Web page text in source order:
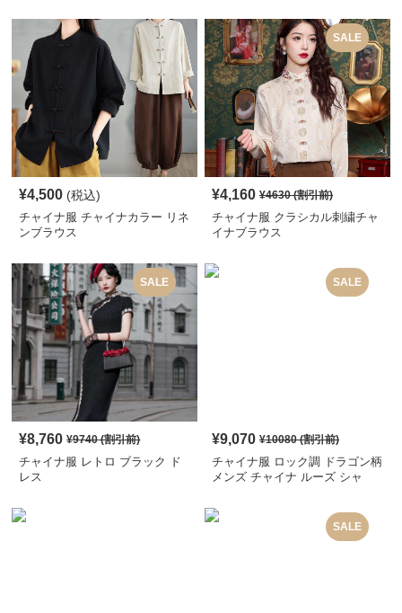
¥4,500 (税込)
チャイナ服 チャイナカラー リネ
ンブラウス
SALE
¥4,160 ¥4630(割引前)
チャイナ服 クラシカル刺繍チャ
イナブラウス
SALE
¥8,760 ¥9740(割引前)
チャイナ服 レトロ ブラック ド
レス
SALE
¥9,070 ¥10080(割引前)
チャイナ服 ロック調 ドラゴン柄
メンズ チャイナ ルーズ シャ
SALE